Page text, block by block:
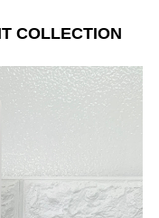
COLLECTION